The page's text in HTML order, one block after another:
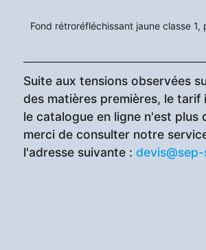
Fond rétroréfléchissant jaune classe 1,
Suite aux tensions observées
des matières premières, le tarif
le catalogue en ligne n'est plus
merci de consulter notre
l'adresse suivante :